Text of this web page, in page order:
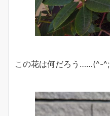
この花は何だろう……(^-^;